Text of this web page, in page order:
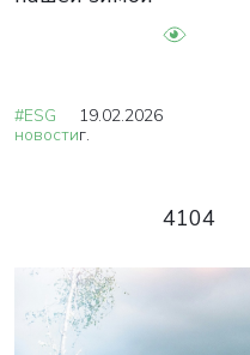
#ESG
новости
19.02.2026
г.
4104